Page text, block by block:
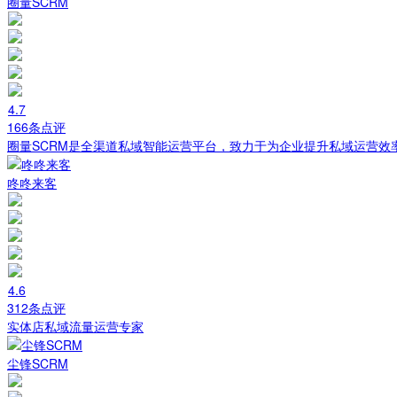
4.7
166条点评
圈量SCRM是全渠道私域智能运营平台，致力于为企业提升私域运营效
咚咚来客
4.6
312条点评
实体店私域流量运营专家
尘锋SCRM